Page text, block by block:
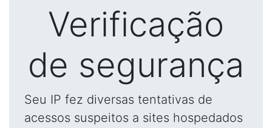
Verificação
de segurança
Seu IP fez diversas tentativas de
acessos suspeitos a sites hospedados